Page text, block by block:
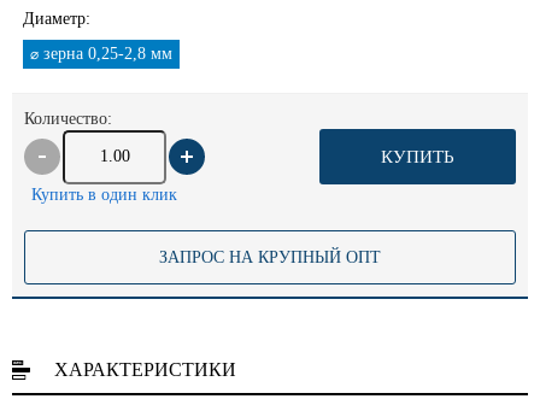
Диаметр:
⌀ зерна 0,25-2,8 мм
Количество:
КУПИТЬ
Купить в один клик
ЗАПРОС НА КРУПНЫЙ ОПТ
ХАРАКТЕРИСТИКИ